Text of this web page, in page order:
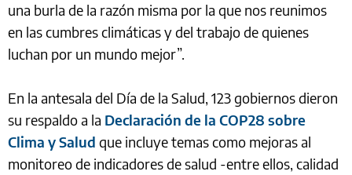
una burla de la razón misma por la que nos reunimos
en las cumbres climáticas y del trabajo de quienes
luchan por un mundo mejor”.
En la antesala del Día de la Salud, 123 gobiernos dieron
su respaldo a la Declaración de la COP28 sobre
Clima y Salud que incluye temas como mejoras al
monitoreo de indicadores de salud -entre ellos, calidad